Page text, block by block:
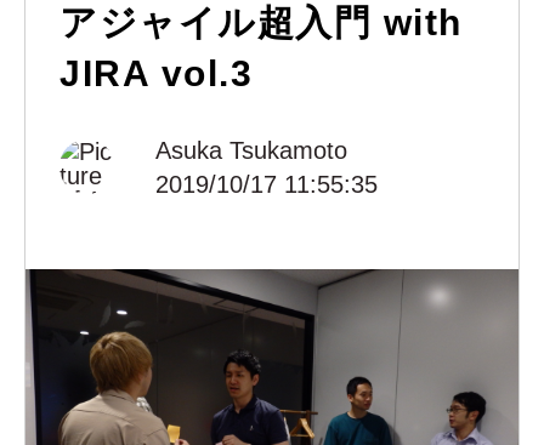
アジャイル超入門 with
JIRA vol.3
Asuka Tsukamoto
2019/10/17 11:55:35